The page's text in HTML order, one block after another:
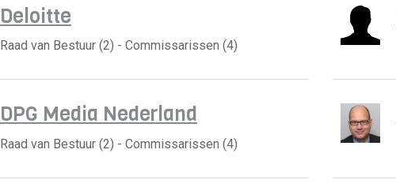
Deloitte
Raad van Bestuur (2) - Commissarissen (4)
DPG Media Nederland
Raad van Bestuur (2) - Commissarissen (4)